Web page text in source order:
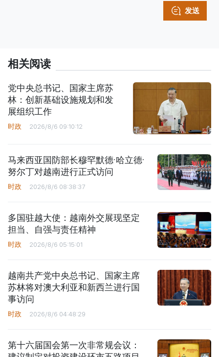
发送
相关阅读
党中央总书记、国家主席苏
林：创新基础设施规划和发
展组织工作
时政 2026/8/6 09:10:12
马来西亚国防部长穆罕默德·哈立德·
努尔丁对越南进行正式访问
时政 2026/8/6 08:38:37
多国驻越大使：越南外交展现坚定
担当、自强与责任精神
时政 2026/8/6 05:15:01
越南共产党中央总书记、国家主席
苏林将对澳大利亚和新西兰进行国
事访问
时政 2026/8/6 04:48:29
第十六届国会第一次非常规会议：